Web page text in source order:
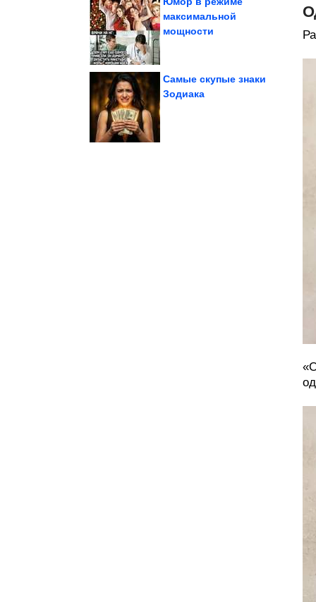
5 хронических
максимальной
мощности
Исторические фото.
Самые скупые знаки
Зодиака